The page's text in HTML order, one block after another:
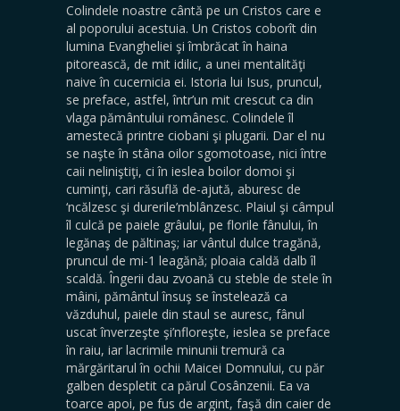
Colindele noastre cântă pe un Cristos care e
al poporului acestuia. Un Cristos coborît din
lumina Evangheliei şi îmbră­cat în haina
pitorească, de mit idilic, a unei mentalităţi
naive în cucernicia ei. Istoria lui Isus, pruncul,
se preface, astfel, într’un mit crescut ca din
vlaga pământului românesc. Colindele îl
amestecă printre ciobani şi plugarii. Dar el nu
se naşte în stâna oilor sgomotoase, nici între
caii neliniştiţi, ci în ieslea boilor domoi şi
cuminţi, cari răsuflă de-ajută, aburesc de
‘ncălzesc şi durerile’mblânzesc. Plaiul şi câmpul
îl culcă pe paiele grâului, pe florile fânului, în
legănaş de păltinaş; iar vântul dulce tragănă,
pruncul de mi-1 leagănă; ploaia caldă dalb îl
scaldă. Îngerii dau zvoană cu steble de stele în
mâini, pământul însuş se înstelează ca
văzduhul, paiele din staul se auresc, fânul
uscat înverzeşte şi’nfloreşte, ieslea se preface
în raiu, iar lacrimile minunii tremură ca
mărgăritarul în ochii Maicei Domnului, cu păr
galben despletit ca părul Cosânzenii. Ea va
toarce apoi, pe fus de argint, faşă din caier de